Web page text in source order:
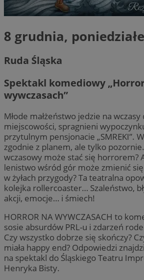
8 grudnia,
Ruda Śląska
Spektakl komediowy
wywczasach”
Młode małżeństwo jedzie na
miejscowości, spragnieni
przytulnym pensjonacie „SMREKI”.
zgodnie z planem, ale tylko
wczasowy może stać się horrorem?
lenistwo wśród gór może zmienić
w żyłach przygody? Ta teatralna
kolejka rollercoaster… Szaleństwo,
akcji, emocje… i śmiech!
HORROR NA WYWCZASACH to
sosie absurdów PRL-u i zdarzeń
Czy wszystko dobrze się skończy?
miała happy end? Odpowiedzi
na spektakl do Śląskiego Teatru
Henryka Bisty.